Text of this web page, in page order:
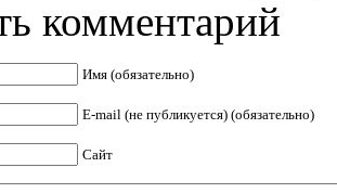
комментарий
Имя (обязательно)
E-mail (не публикуется) (обязательно)
Сайт